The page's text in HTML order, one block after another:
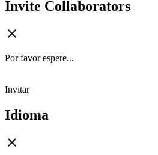
Invite Collaborators
Por favor espere...
Invitar
Idioma